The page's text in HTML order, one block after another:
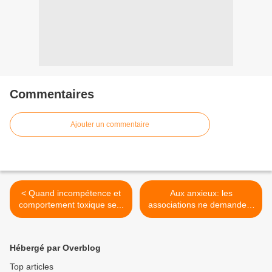
Commentaires
Ajouter un commentaire
< Quand incompétence et
comportement toxique se...
Aux anxieux: les
associations ne demandent
qu'à... >
Hébergé par Overblog
Top articles